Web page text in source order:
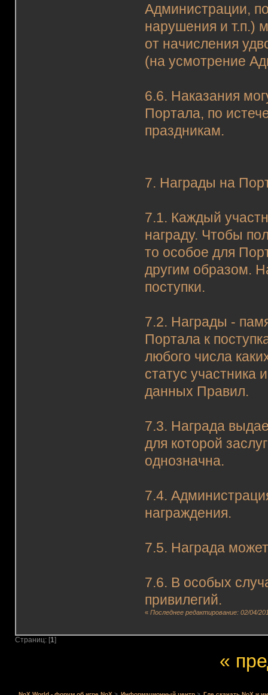
Администрации,
нарушения и т.п.)
от начисления
(на усмотрение
6.6. Наказания
Портала, по
праздникам.
7. Награды на
7.1. Каждый
награду. Чтобы
то особое для
другим образом.
поступки.
7.2. Награды -
Портала к
любого числа
статус участника
данных Правил.
7.3. Награда
для которой
однозначна.
7.4.
награждения.
7.5. Награда
7.6. В особых
привилегий.
«Последнее редактирование: 02/04/
Страниц: [1]
«